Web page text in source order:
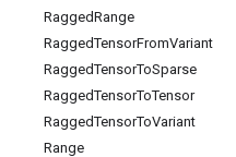
RaggedRange
RaggedTensorFromVariant
RaggedTensorToSparse
RaggedTensorToTensor
RaggedTensorToVariant
Range